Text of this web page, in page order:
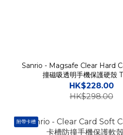
Sanrio - Magsafe Clear Hard
撞磁吸透明手機保護硬殼
HK$228.00
HK$298.00
附帶卡槽